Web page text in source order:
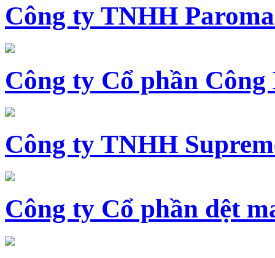
Công ty TNHH
Công ty Cổ phần Công
Công ty TNHH
Công ty Cổ phần dệt